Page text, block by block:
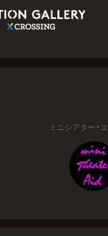
ミニシアター・